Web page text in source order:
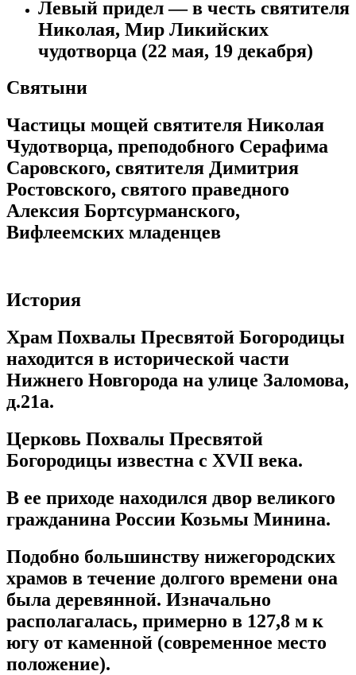
Левый придел — в честь святителя
Николая, Мир Ликийских
чудотворца (22 мая, 19 декабря)
Святыни
Частицы мощей святителя Николая
Чудотворца, преподобного Серафима
Саровского, святителя Димитрия
Ростовского, святого праведного
Алексия Бортсурманского,
Вифлеемских младенцев
История
Храм Похвалы Пресвятой Богородицы
находится в исторической части
Нижнего Новгорода на улице Заломова,
д.21а.
Церковь Похвалы Пресвятой
Богородицы известна с XVII века.
В ее приходе находился двор великого
гражданина России Козьмы Минина.
Подобно большинству нижегородских
храмов в течение долгого времени она
была деревянной. Изначально
располагалась, примерно в 127,8 м к
югу от каменной (современное место
положение).